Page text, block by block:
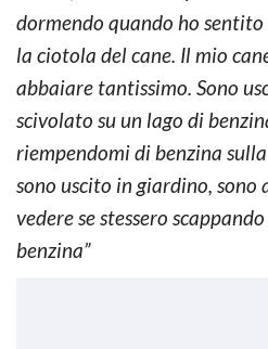
dormendo quando ho
la ciotola del cane. Il mio
abbaiare tantissimo. Sono
scivolato su un lago di
riempendomi di benzina
sono uscito in giardino,
vedere se stessero
benzina”